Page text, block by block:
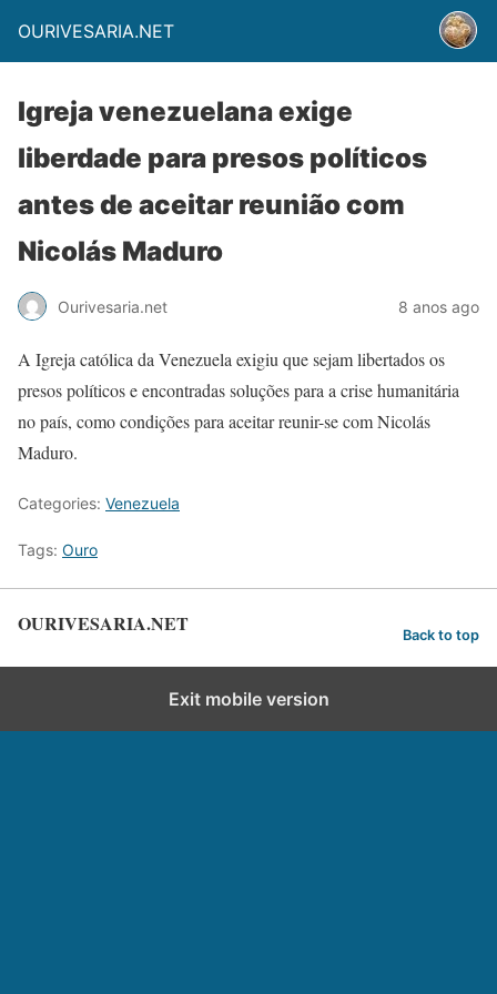
OURIVESARIA.NET
Igreja venezuelana exige
liberdade para presos políticos
antes de aceitar reunião com
Nicolás Maduro
Ourivesaria.net 8 anos ago
A Igreja católica da Venezuela exigiu que sejam libertados os
presos políticos e encontradas soluções para a crise humanitária
no país, como condições para aceitar reunir-se com Nicolás
Maduro.
Categories: Venezuela
Tags: Ouro
OURIVESARIA.NET Back to top
Exit mobile version